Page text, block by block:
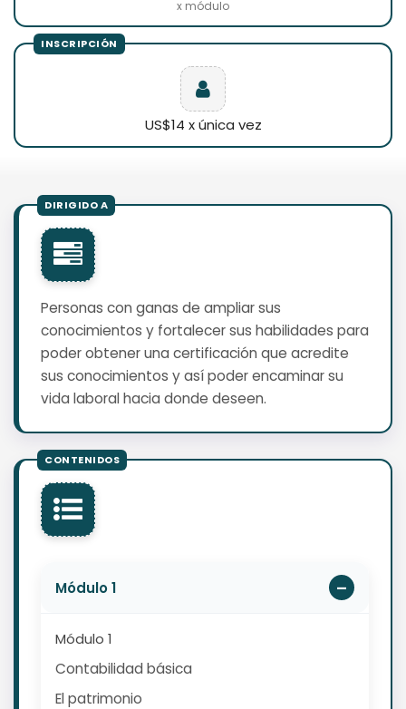
x módulo
US$14 x única vez
Personas con ganas de ampliar sus
conocimientos y fortalecer sus habilidades para
poder obtener una certificación que acredite
sus conocimientos y así poder encaminar su
vida laboral hacia donde deseen.
Módulo 1
Módulo 1
Contabilidad básica
El patrimonio